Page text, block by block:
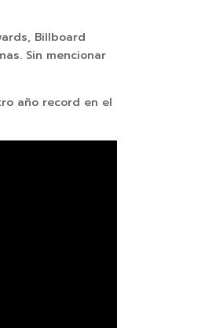
Billboard
Sin mencionar
año record en el